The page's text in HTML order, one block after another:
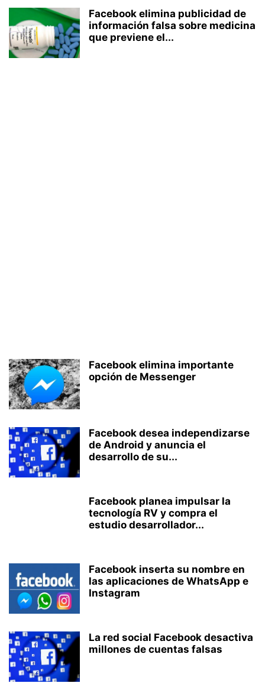
Facebook elimina publicidad de
información falsa sobre medicina
que previene el...
Facebook elimina importante
opción de Messenger
Facebook desea independizarse
de Android y anuncia el
desarrollo de su...
Facebook planea impulsar la
tecnología RV y compra el
estudio desarrollador...
Facebook inserta su nombre en
las aplicaciones de WhatsApp e
Instagram
La red social Facebook desactiva
millones de cuentas falsas